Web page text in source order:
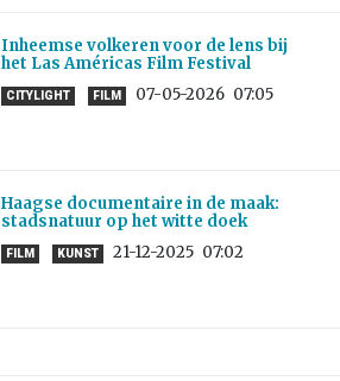
Inheemse volkeren voor de lens bij
het Las Américas Film Festival
CITYLIGHT FILM 07-05-2026 07:05
Haagse documentaire in de maak:
stadsnatuur op het witte doek
FILM KUNST 21-12-2025 07:02